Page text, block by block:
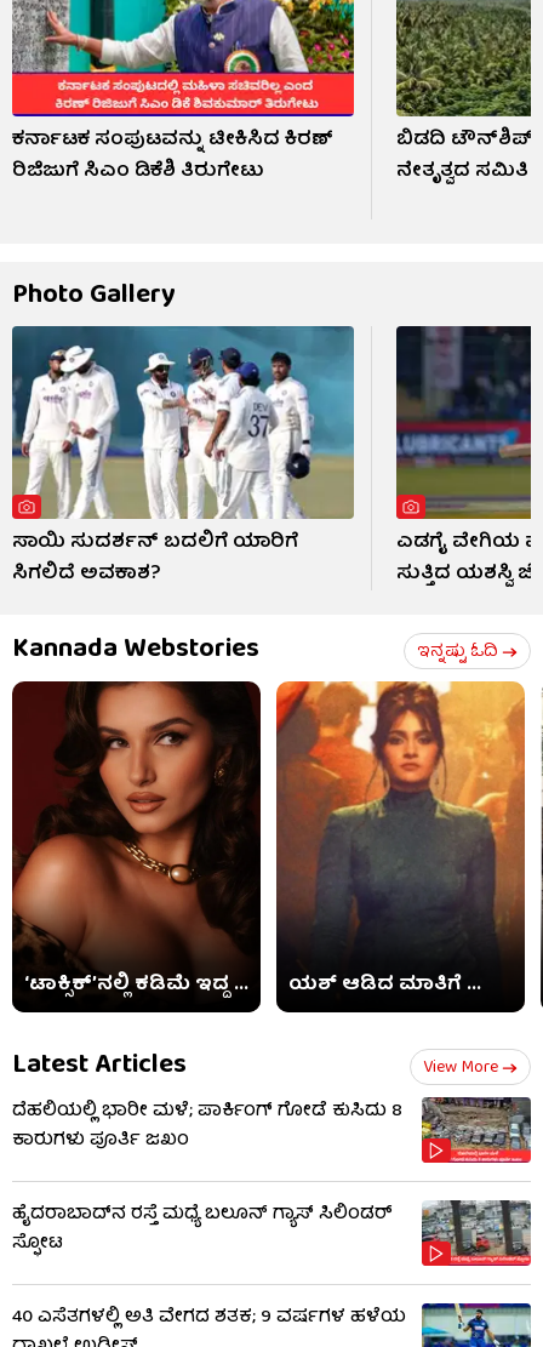
ಕರ್ನಾಟಕ ಸಂಪುಟವನ್ನು ಟೀಕಿಸಿದ ಕಿರಣ್
ರಿಜಿಜುಗೆ ಸಿಎಂ ಡಿಕೆಶಿ ತಿರುಗೇಟು
ಬಿಡದಿ ಟೌನ್‌ಶಿಪ್‌
ನೇತೃತ್ವದ ಸಮಿತಿ
Photo Gallery
ಸಾಯಿ ಸುದರ್ಶನ್ ಬದಲಿಗೆ ಯಾರಿಗೆ
ಸಿಗಲಿದೆ ಅವಕಾಶ?
ಎಡಗೈ ವೇಗಿಯ
ಸುತ್ತಿದ ಯಶಸ್ವಿ
Kannada Webstories ಇನ್ನಷ್ಟು ಓದಿ
‘ಟಾಕ್ಸಿಕ್​’ನಲ್ಲಿ ಕಡಿಮೆ ಇದ್ದ ... ಯಶ್ ಆಡಿದ ಮಾತಿಗೆ ...
Latest Articles View More
ದೆಹಲಿಯಲ್ಲಿ ಭಾರೀ ಮಳೆ; ಪಾರ್ಕಿಂಗ್ ಗೋಡೆ ಕುಸಿದು 8
ಕಾರುಗಳು ಪೂರ್ತಿ ಜಖಂ
ಹೈದರಾಬಾದ್​ನ ರಸ್ತೆ ಮಧ್ಯೆ ಬಲೂನ್ ಗ್ಯಾಸ್ ಸಿಲಿಂಡರ್
ಸ್ಫೋಟ
40 ಎಸೆತಗಳಲ್ಲಿ ಅತಿ ವೇಗದ ಶತಕ; 9 ವರ್ಷಗಳ ಹಳೆಯ